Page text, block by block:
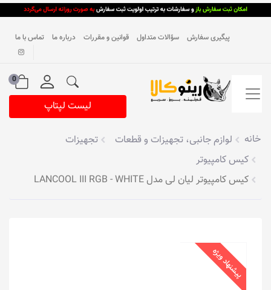
پیگیری سفارش سؤالات متداول قوانین و مقررات درباره ما تماس با ما
0
لیست لپتاپ
خانه لوازم جانبی، تجهیزات و قطعات
تجهیزات
کیس کامپیوتر
کیس کامپیوتر لیان لی مدل LANCOOL III RGB - WHITE
پیشنهاد ویژه